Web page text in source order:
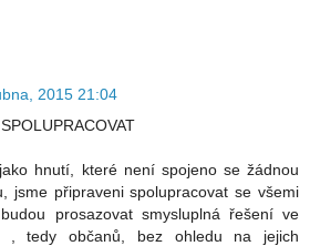
2015 21:04
hnutí, které není spojeno se žádnou
jsme připraveni spolupracovat se všemi
prosazovat smysluplná řešení ve
, tedy občanů, bez ohledu na jejich